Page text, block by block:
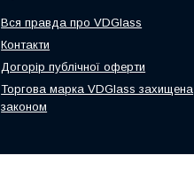
Вся правда про VDGlass
Контакти
Догорір публічної оферти
Торгова марка VDGlass захищена
законом